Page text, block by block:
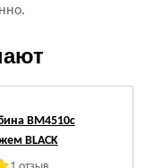
BM4510с
BLACK